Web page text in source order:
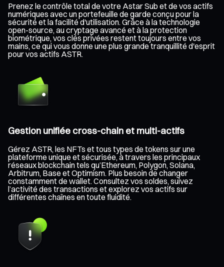
Prenez le contrôle total de votre Astar Sub et de vos actifs
numériques avec un portefeuille de garde conçu pour la
sécurité et la facilité d'utilisation. Grâce à la technologie
open-source, au cryptage avancé et à la protection
biométrique, vos clés privées restent toujours entre vos
mains, ce qui vous donne une plus grande tranquillité d'esprit
pour vos actifs ASTR.
Gestion unifiée cross-chain et multi-actifs
Gérez ASTR, les NFTs et tous types de tokens sur une
plateforme unique et sécurisée, à travers les principaux
réseaux blockchain tels qu’Ethereum, Polygon, Solana,
Arbitrum, Base et Optimism. Plus besoin de changer
constamment de wallet. Consultez vos soldes, suivez
l’activité des transactions et explorez vos actifs sur
différentes chaînes en toute fluidité.